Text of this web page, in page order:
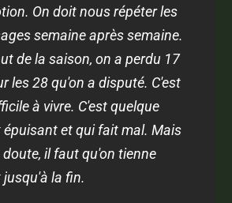
On doit nous répéter les
semaine après semaine.
de la saison, on a perdu 17
les 28 qu'on a disputé. C'est
à vivre. C'est quelque
épuisant et qui fait mal. Mais
doute, il faut qu'on tienne
la fin.